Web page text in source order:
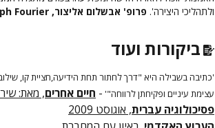
ולתהליכי היצירה'. פרופ' אבשלום אליצור, Universite Joseph Fourier
ביקורות ועוד
'כתיבה בשבילה היא "דרך לחתור תחת הידיעה,חציית קו,
עצימת עיניים ופקיחתן לרווחה"' - חיים אחרים, מאת: שירה
פסיכולוגיה עברית, אוגוסט 2009